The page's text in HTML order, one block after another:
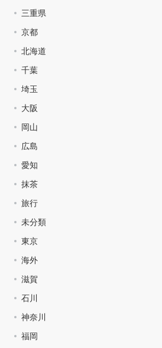
三重県
京都
北海道
千葉
埼玉
大阪
岡山
広島
愛知
抹茶
旅行
未分類
東京
海外
滋賀
石川
神奈川
福岡